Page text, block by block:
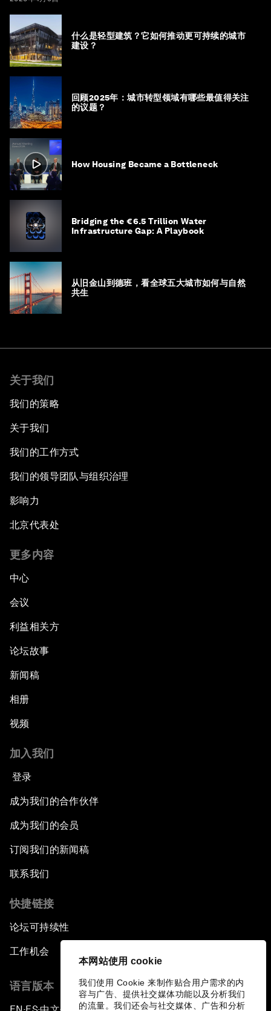
本网站使用 cookie
我们使用 Cookie 来制作贴合用户需求的内
容与广告、提供社交媒体功能以及分析我们
的流量。我们还会与社交媒体、广告和分析
什么是轻型建筑？它如何推动更可持续的城市
建设？
回顾2025年：城市转型领域有哪些最值得关注
的议题？
How Housing Became a Bottleneck
Bridging the €6.5 Trillion Water
Infrastructure Gap: A Playbook
从旧金山到德班，看全球五大城市如何与自然
共生
关于我们
我们的策略
关于我们
我们的工作方式
我们的领导团队与组织治理
影响力
北京代表处
更多内容
中心
会议
利益相关方
论坛故事
新闻稿
相册
视频
加入我们
登录
成为我们的合作伙伴
成为我们的会员
订阅我们的新闻稿
联系我们
快捷链接
论坛可持续性
工作机会
语言版本
▪ ▪ ▪